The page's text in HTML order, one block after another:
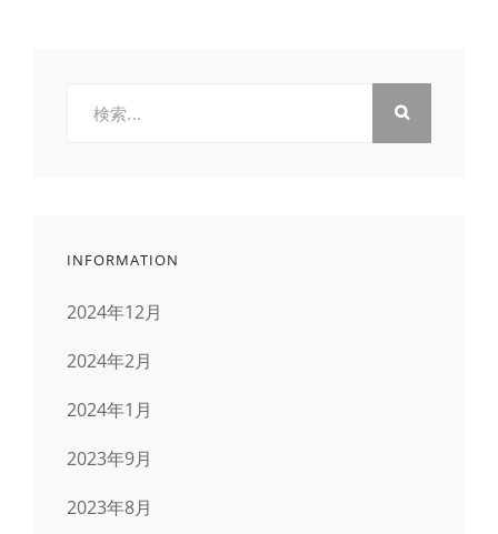
INFORMATION
2024年12月
2024年2月
2024年1月
2023年9月
2023年8月